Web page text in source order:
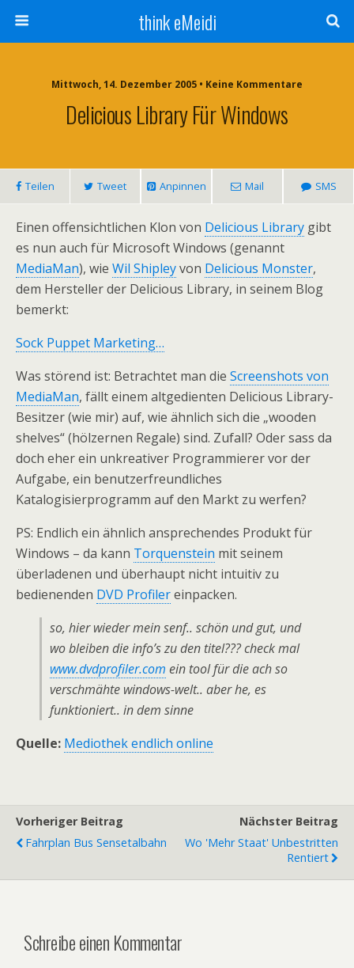
think eMeidi
Mittwoch, 14. Dezember 2005 • Keine Kommentare
Delicious Library Für Windows
Teilen Tweet Anpinnen Mail SMS
Einen offensichtlichen Klon von Delicious Library gibt
es nun auch für Microsoft Windows (genannt
MediaMan), wie Wil Shipleyvon Delicious Monster,
dem Hersteller der Delicious Library, in seinem Blog
bemerkt:
Sock Puppet Marketing…
Was störend ist: Betrachtet man die Screenshots von
MediaMan, fällt einem altgedienten Delicious Library-
Besitzer (wie mir) auf, wie ähnlich sich die „wooden
shelves“ (hölzernen Regale) sind. Zufall? Oder sass da
doch eher ein unkreativer Programmierer vor der
Aufgabe, ein benutzerfreundliches
Katalogisierprogramm auf den Markt zu werfen?
PS: Endlich ein ähnlich ansprechendes Produkt für
Windows – da kann Torquenstein mit seinem
überladenen und überhaupt nicht intuitiv zu
bedienenden DVD Profilereinpacken.
so, hier wieder mein senf.. schön und gut, und
wo bleiben die info’s zu den titel??? check mal
www.dvdprofiler.com ein tool für die ach so
verschmähte windows-welt.. aber he, es
funktioniert.. in dem sinne
Quelle: Mediothek endlich online
Vorheriger Beitrag
Fahrplan Bus Sensetalbahn
Nächster Beitrag
Wo 'mehr Staat' Unbestritten
Rentiert
Schreibe einen Kommentar